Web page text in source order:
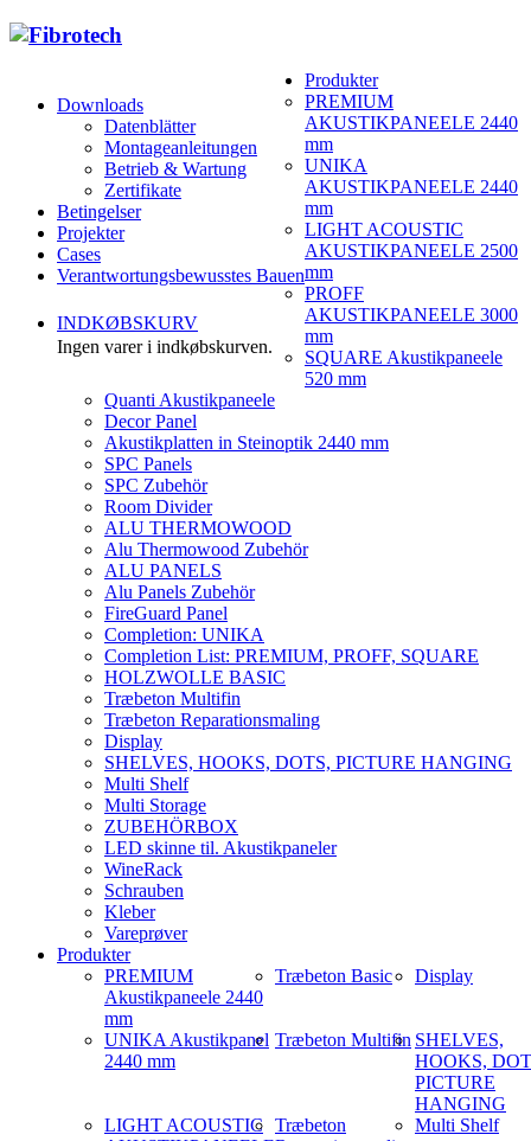
Downloads
Datenblätter
Montageanleitungen
Betrieb & Wartung
Zertifikate
Betingelser
Projekter
Cases
Verantwortungsbewusstes Bauen
INDKØBSKURV
Ingen varer i indkøbskurven.
Produkter
PREMIUM
AKUSTIKPANEELE 2440
mm
UNIKA
AKUSTIKPANEELE 2440
mm
LIGHT ACOUSTIC
AKUSTIKPANEELE 2500
mm
PROFF
AKUSTIKPANEELE 3000
mm
SQUARE Akustikpaneele
520 mm
Quanti Akustikpaneele
Decor Panel
Akustikplatten in Steinoptik 2440 mm
SPC Panels
SPC Zubehör
Room Divider
ALU THERMOWOOD
Alu Thermowood Zubehör
ALU PANELS
Alu Panels Zubehör
FireGuard Panel
Completion: UNIKA
Completion List: PREMIUM, PROFF, SQUARE
HOLZWOLLE BASIC
Træbeton Multifin
Træbeton Reparationsmaling
Display
SHELVES, HOOKS, DOTS, PICTURE HANGING
Multi Shelf
Multi Storage
ZUBEHÖRBOX
LED skinne til. Akustikpaneler
WineRack
Schrauben
Kleber
Vareprøver
Produkter
PREMIUM
Akustikpaneele 2440
mm
UNIKA Akustikpanel
2440 mm
LIGHT ACOUSTIC
Træbeton Basic
Træbeton Multifin
Træbeton
Display
SHELVES,
HOOKS,
PICTURE
HANGING
Multi Shelf